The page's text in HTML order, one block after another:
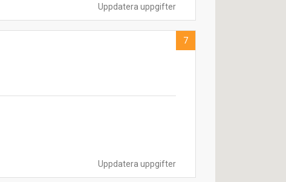
Uppdatera uppgifter
Uppdatera uppgifter
7